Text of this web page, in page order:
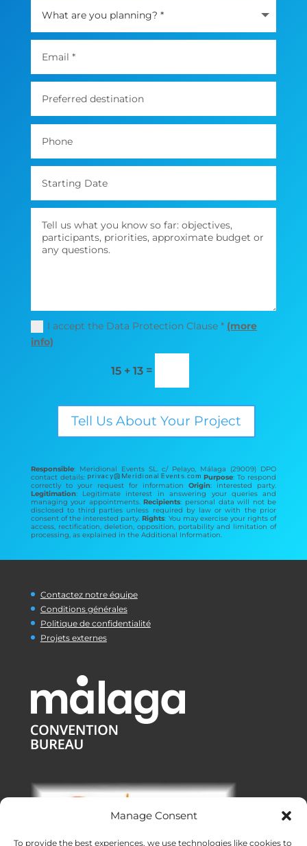
Manage Consent
To provide the best experiences, we use technologies like cookies to
I accept the Data Protection Clause * (more
info)
15 + 13=
Tell Us About Your Project
Responsible: Meridional Events SL. c/ Pelayo, Málaga (29009) DPO
contact details:
Purpose: To respond
correctly to your request for informationOrigin: interested party.
Legitimation: Legitimate interest in answering your queries and
managing your appointments.Recipients: personal data will not be
disclosed to third parties unless required by law or with the prior
consent of the interested party.Rights: You may exercise your rights of
access, rectification, deletion, opposition, portability and limitation of
processing, as explained in the Additional Information.
Contactez notre équipe
Conditions générales
Politique de confidentialité
Projets externes